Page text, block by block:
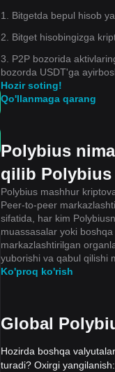
1. Bitgetda bepul hisob
2. Bitget hisobingizga
3. P2P bozorida
bozorda USDT'ga
Hozir soting!
Qo'llanmaga qarang
Polybius
qilib
Polybius mashhur
Peer-to-peer
sifatida, har kim
muassasalar yoki
markazlashtirilgan
yuborishi va qabul qilishi
Ko'proq ko'rish
Global
Hozirda boshqa
turadi? Oxirgi yangilanish: